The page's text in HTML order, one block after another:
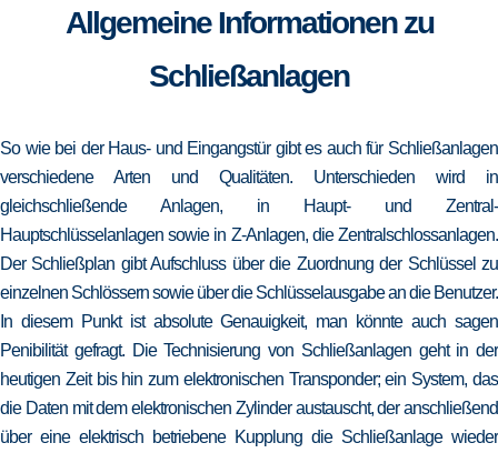
Allgemeine Informationen zu
Schließanlagen
So wie bei der Haus- und Eingangstür gibt es auch für Schließanlagen
verschiedene Arten und Qualitäten. Unterschieden wird in
gleichschließende Anlagen, in Haupt- und Zentral-
Hauptschlüsselanlagen sowie in Z-Anlagen, die Zentralschlossanlagen.
Der Schließplan gibt Aufschluss über die Zuordnung der Schlüssel zu
einzelnen Schlössern sowie über die Schlüsselausgabe an die Benutzer.
In diesem Punkt ist absolute Genauigkeit, man könnte auch sagen
Penibilität gefragt. Die Technisierung von Schließanlagen geht in der
heutigen Zeit bis hin zum elektronischen Transponder; ein System, das
die Daten mit dem elektronischen Zylinder austauscht, der anschließend
über eine elektrisch betriebene Kupplung die Schließanlage wieder